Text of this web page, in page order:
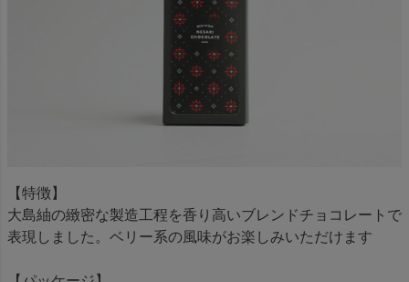
【特徴】
大島紬の緻密な製造工程を香り高いブレンドチョコレートで
表現しました。ベリー系の風味がお楽しみいただけます